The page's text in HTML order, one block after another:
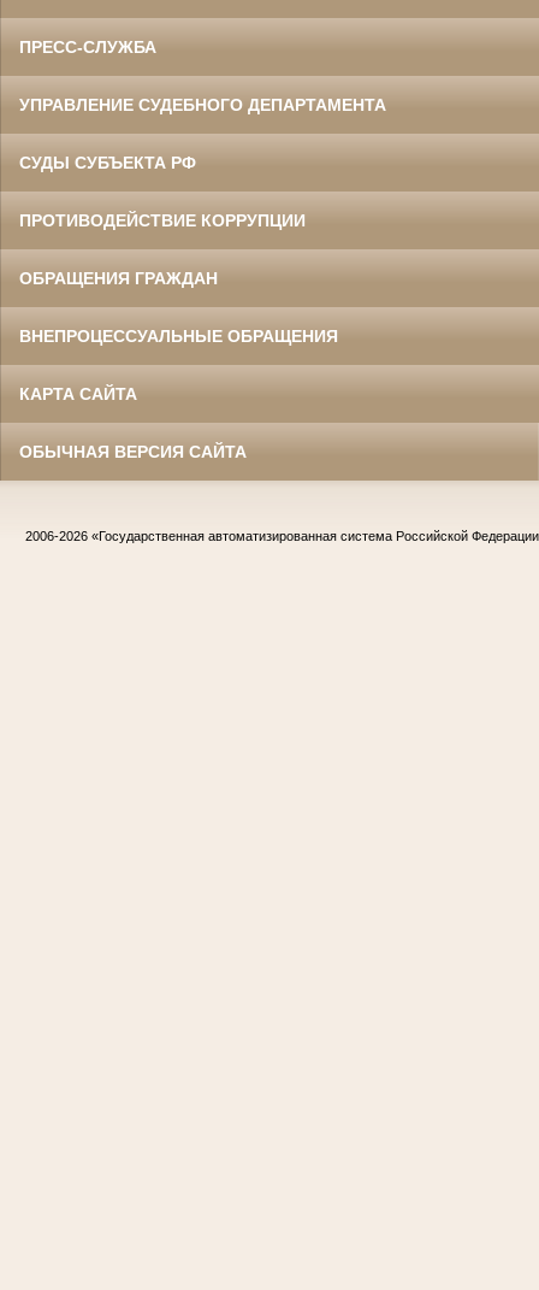
ПРЕСС-СЛУЖБА
УПРАВЛЕНИЕ СУДЕБНОГО ДЕПАРТАМЕНТА
СУДЫ СУБЪЕКТА РФ
ПРОТИВОДЕЙСТВИЕ КОРРУПЦИИ
ОБРАЩЕНИЯ ГРАЖДАН
ВНЕПРОЦЕССУАЛЬНЫЕ ОБРАЩЕНИЯ
КАРТА САЙТА
ОБЫЧНАЯ ВЕРСИЯ САЙТА
2006-2026 «Государственная автоматизированная система Российской